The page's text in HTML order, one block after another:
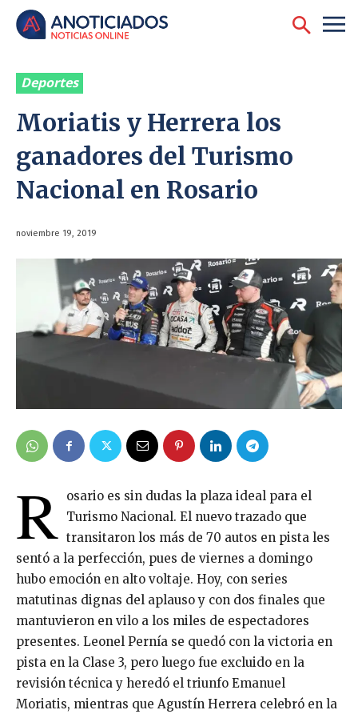
Deportes
Moriatis y Herrera los
ganadores del Turismo
Nacional en Rosario
noviembre 19, 2019
R osario es sin dudas la plaza ideal para el
Turismo Nacional. El nuevo trazado que
transitaron los más de 70 autos en pista les
sentó a la perfección, pues de viernes a domingo
hubo emoción en alto voltaje. Hoy, con series
matutinas dignas del aplauso y con dos finales que
mantuvieron en vilo a los miles de espectadores
presentes. Leonel Pernía se quedó con la victoria en
pista en la Clase 3, pero luego fue excluido en la
revisión técnica y heredó el triunfo Emanuel
Moriatis, mientras que Agustín Herrera celebró en la